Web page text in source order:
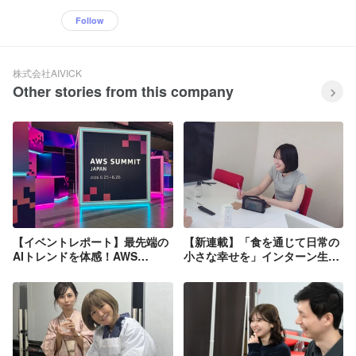
Follow
株式会社AIVICK
Other stories from this company
【イベントレポート】最先端の
AIトレンドを体感！AWS
ションに参画してきました！
【新連載】「食を通じて日常の
小さな幸せを」インターン生が
編